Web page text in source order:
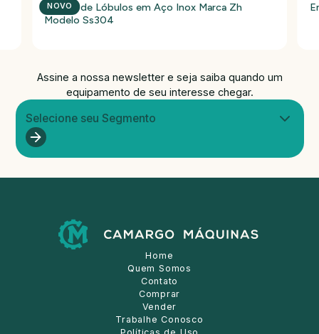
NOVO
Bomba de Lóbulos em Aço Inox Marca Zh
Modelo Ss304
Assine a nossa newsletter e seja saiba quando um
equipamento de seu interesse chegar.
Selecione seu Segmento
Home
Quem Somos
Contato
Comprar
Vender
Trabalhe Conosco